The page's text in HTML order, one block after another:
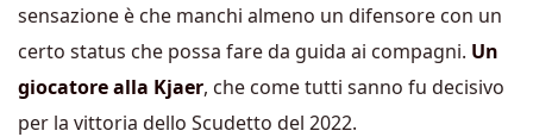
sensazione è che manchi almeno un difensore con un
certo status che possa fare da guida ai compagni. Un
giocatore alla Kjaer, che come tutti sanno fu decisivo
per la vittoria dello Scudetto del 2022.